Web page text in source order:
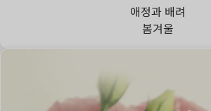
애정과 배려
봄겨울